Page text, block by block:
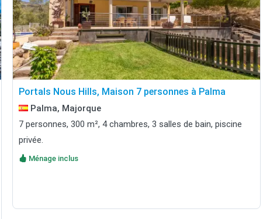
Portals Nous Hills, Maison 7 personnes à Palma
Palma, Majorque
7 personnes, 300 m², 4 chambres, 3 salles de bain, piscine
privée.
Ménage inclus